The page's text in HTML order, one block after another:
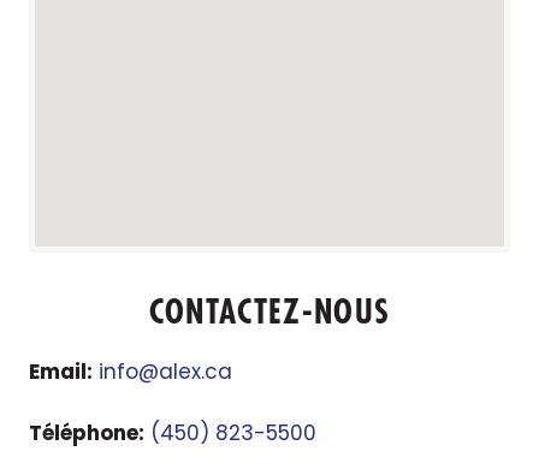
CONTACTEZ-NOUS
Email: info@alex.ca
Téléphone: (450) 823-5500